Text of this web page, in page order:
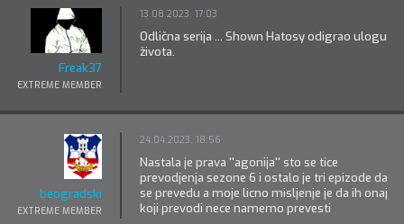
Freak37
EXTREME MEMBER
13.08.2023. 17:03
Odlična serija ... Shown Hatosy odigrao ulogu
života.
beogradski
EXTREME MEMBER
24.04.2023. 18:56
Nastala je prava ''agonija'' sto se tice
prevodjenja sezone 6 i ostalo je tri epizode da
se prevedu a moje licno misljenje je da ih onaj
koji prevodi nece namerno prevesti